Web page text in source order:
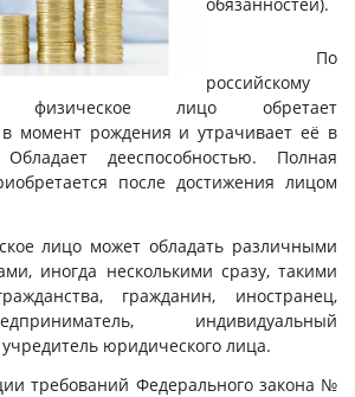
По
российскому
физическое лицо обретает
в момент рождения и утрачивает её в
дееспособностью. Полная
после достижения лицом
лицо может обладать различными
иногда несколькими сразу, такими
гражданин, иностранец,
индивидуальный
юридического лица.
требований Федерального закона №